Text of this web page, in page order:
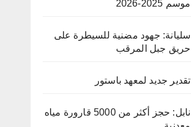
موسم 2025-2026
سليانة: جهود مضنية للسيطرة على
حريق جبل المرقب
تقدير جديد لمعهد باستور
نابل: حجز أكثر من 5000 قارورة مياه